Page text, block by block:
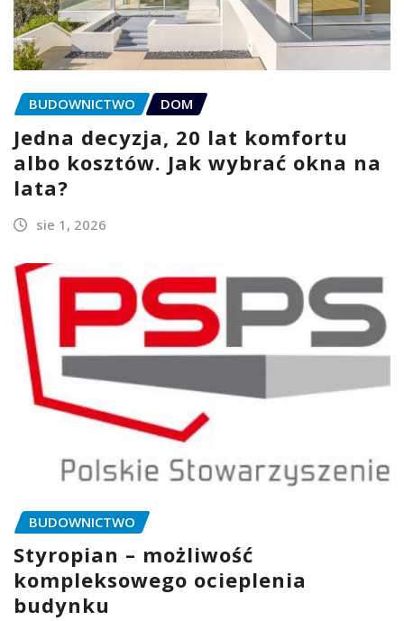
BUDOWNICTWO DOM
Jedna decyzja, 20 lat komfortu
albo kosztów. Jak wybrać okna na
lata?
sie 1, 2026
BUDOWNICTWO
Styropian – możliwość
kompleksowego ocieplenia
budynku